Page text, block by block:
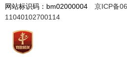
网站标识码：bm02000004 京ICP备
11040102700114